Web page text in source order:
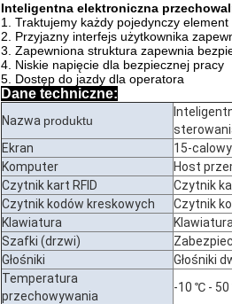
Inteligentna elektroniczna
1. Traktujemy każdy pojedynczy
2. Przyjazny interfejs użytkownika
3. Zapewniona struktura zapewnia
4. Niskie napięcie dla bezpiecznej pracy
5. Dostęp do jazdy dla operatora
Dane techniczne:
Nazwa produktu
Ekran
15-
Komputer
Host
Czytnik kart RFID
Czytnik
Czytnik kodów kreskowych
Czytnik
Klawiatura
Szafki (drzwi)
Głośniki
Głośniki
Temperatura
przechowywania
-10 ℃ -